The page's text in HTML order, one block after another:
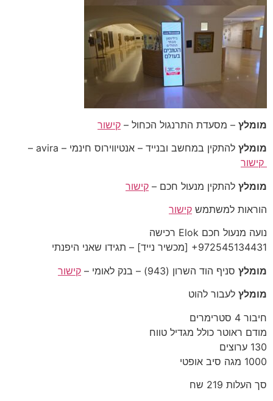
מומלץ – מסעדת התרנגול הכחול – קישור
מומלץ להתקין במחשב ובנייד – אנטיווירוס חינמי – avira –
קישור
מומלץ להתקין מנעול חכם – קישור
הוראות למשתמש קישור
נועה מנעול חכם Elok רכישה
‎+972545134431‎ [מכשיר נייד] – תגידו שאני היפנתי
מומלץ סניף הוד השרון (943) – בנק לאומי –
קישור
מומלץ לעבור להוט
חיבור 4 סטרימרים
מודם ראוטר כולל מגדיל טווח
130 ערוצים
1000 מגה סיב אופטי
סך העלות 219 שח